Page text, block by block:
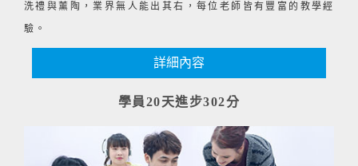
洗禮與薰陶，業界無人能出其右，每位老師皆有豐富的教學經
驗。
詳細內容
學員20天進步302分